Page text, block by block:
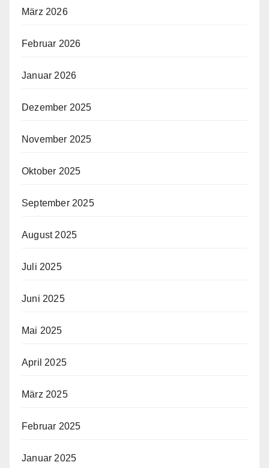
März 2026
Februar 2026
Januar 2026
Dezember 2025
November 2025
Oktober 2025
September 2025
August 2025
Juli 2025
Juni 2025
Mai 2025
April 2025
März 2025
Februar 2025
Januar 2025